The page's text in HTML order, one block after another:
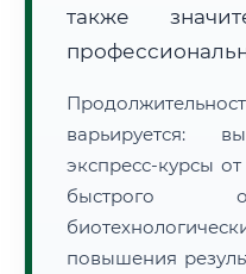
🔍Нажмите на
также
варьируется:
экспресс-курсы
быстрого
повышения